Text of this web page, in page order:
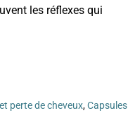
les réflexes qui
perte de cheveux,Capsules